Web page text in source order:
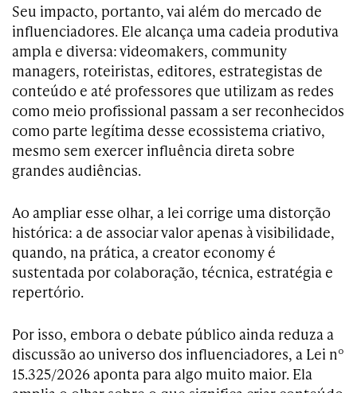
Seu impacto, portanto, vai além do mercado de
influenciadores. Ele alcança uma cadeia produtiva
ampla e diversa: videomakers, community
managers, roteiristas, editores, estrategistas de
conteúdo e até professores que utilizam as redes
como meio profissional passam a ser reconhecidos
como parte legítima desse ecossistema criativo,
mesmo sem exercer influência direta sobre
grandes audiências.
Ao ampliar esse olhar, a lei corrige uma distorção
histórica: a de associar valor apenas à visibilidade,
quando, na prática, a creator economy é
sustentada por colaboração, técnica, estratégia e
repertório.
Por isso, embora o debate público ainda reduza a
discussão ao universo dos influenciadores, a Lei nº
15.325/2026 aponta para algo muito maior. Ela